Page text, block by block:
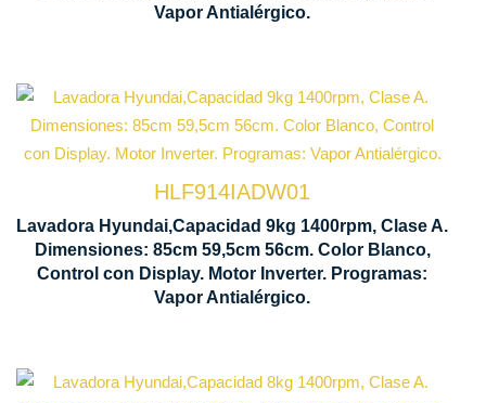
Vapor Antialérgico.
HLF914IADW01
Lavadora Hyundai,Capacidad 9kg 1400rpm, Clase A.
Dimensiones: 85cm 59,5cm 56cm. Color Blanco,
Control con Display. Motor Inverter. Programas:
Vapor Antialérgico.
Motor Inverter
850 x 595 x